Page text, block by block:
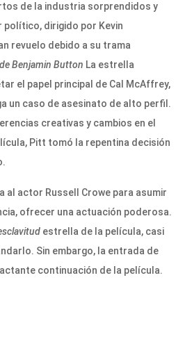
de la industria sorprendidos y
dirigido por Kevin
revuelo debido a su trama
Benjamin Button La estrella
el papel principal de Cal McAffrey,
un caso de asesinato de alto perfil.
creativas y cambios en el
Pitt tomó la repentina decisión
al actor Russell Crowe para asumir
ofrecer una actuación poderosa.
estrella de la película, casi
Sin embargo, la entrada de
continuación de la película.